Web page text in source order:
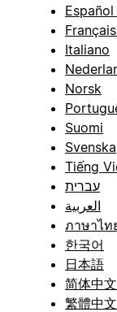
Italiano
Norsk
Suomi
Svenska
Tiếng
עברית
العربية
ภาษาไท
한국어
日本語
简体中文
繁體中文